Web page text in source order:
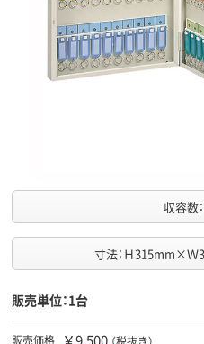
収容数
寸法：Ｈ315mm×
販売単位：1台
販売価格 ￥9,500 （税抜き）